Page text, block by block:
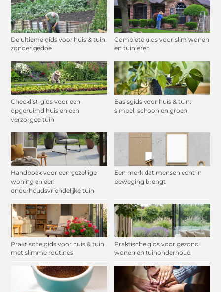
De ultieme gids voor huis & tuin
zonder gedoe
Complete gids voor slim wonen
en tuinieren
Checklist-gids voor een
opgeruimd huis en een
verzorgde tuin
Basisgids voor huis & tuin:
simpel, schoon en groen
Handboek voor een gezellige
woning en een
onderhoudsvriendelijke tuin
Een merk dat mensen echt in
beweging brengt
Praktische gids voor huis & tuin
met slimme routines
Praktische gids voor gezond
wonen en tuinonderhoud